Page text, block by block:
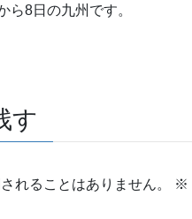
ら8日の九州です。
す
れることはありません。 ※